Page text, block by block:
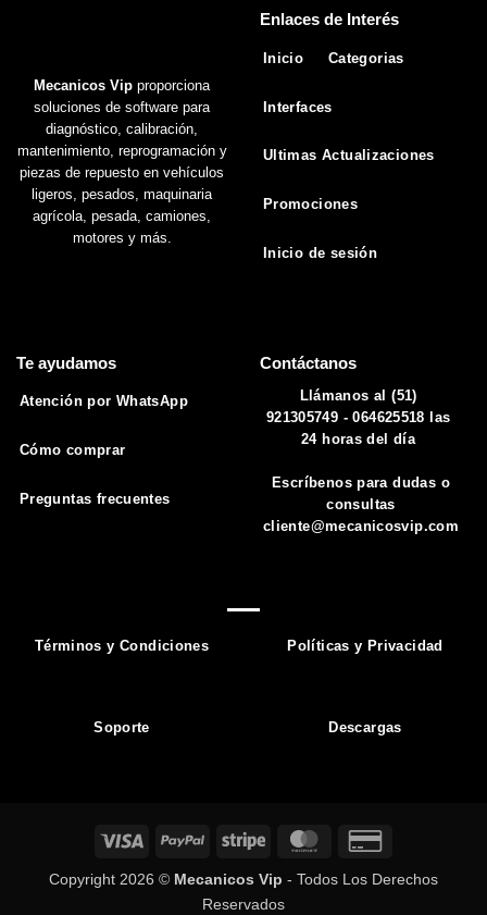
Mecanicos Vip proporciona
soluciones de software para
diagnóstico, calibración,
mantenimiento, reprogramación y
piezas de repuesto en vehículos
ligeros, pesados, maquinaria
agrícola, pesada, camiones,
motores y más.
Enlaces de Interés
Inicio Categorias
Interfaces
Ultimas Actualizaciones
Promociones
Inicio de sesión
Te ayudamos
Atención por WhatsApp
Cómo comprar
Preguntas frecuentes
Contáctanos
Llámanos al (51)
921305749 - 064625518 las
24 horas del día
Escríbenos para dudas o
consultas
cliente@mecanicosvip.com
Términos y Condiciones Políticas y Privacidad
Soporte Descargas
Visa PayPal Stripe MasterCard
2
Copyright 2026 © Mecanicos Vip - Todos Los Derechos
Reservados